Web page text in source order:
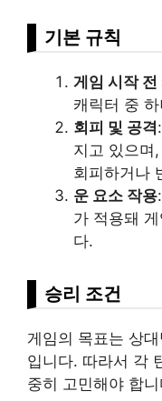
기본 규칙
게임 시작 전
캐릭터 중
회피 및 공격
지고 있으며
회피하거나
운 요소 작용
가 적용돼
다.
승리 조건
게임의 목표는 상
입니다. 따라서 각
중히 고민해야 합니